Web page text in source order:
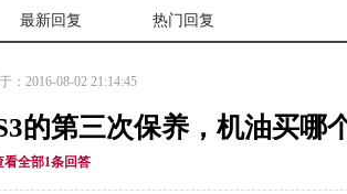
最新回复 热门回复
：2016-08-02 21:14:45
的第三次保养，机油买哪
看全部1条回答